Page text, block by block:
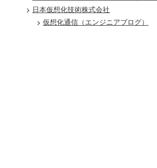
日本仮想化技術株式会社
仮想化通信（エンジニアブログ）